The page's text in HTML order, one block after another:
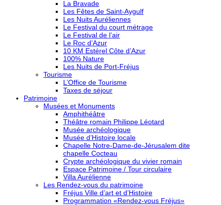
La Bravade
Les Fêtes de Saint-Aygulf
Les Nuits Auréliennes
Le Festival du court métrage
Le Festival de l’air
Le Roc d’Azur
10 KM Estérel Côte d’Azur
100% Nature
Les Nuits de Port-Fréjus
Tourisme
L’Office de Tourisme
Taxes de séjour
Patrimoine
Musées et Monuments
Amphithéâtre
Théâtre romain Philippe Léotard
Musée archéologique
Musée d’Histoire locale
Chapelle Notre-Dame-de-Jérusalem dite
chapelle Cocteau
Crypte archéologique du vivier romain
Espace Patrimoine / Tour circulaire
Villa Aurélienne
Les Rendez-vous du patrimoine
Fréjus Ville d’art et d’Histoire
Programmation «Rendez-vous Fréjus»